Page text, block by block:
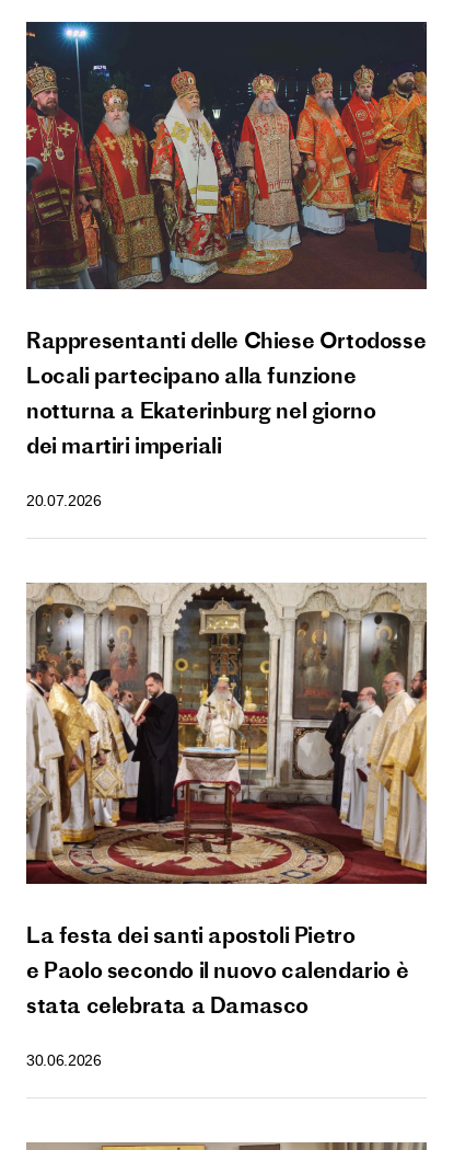
Rappresentanti delle Chiese Ortodosse
Locali partecipano alla funzione
notturna a Ekaterinburg nel giorno
dei martiri imperiali
20.07.2026
La festa dei santi apostoli Pietro
e Paolo secondo il nuovo calendario è
stata celebrata a Damasco
30.06.2026